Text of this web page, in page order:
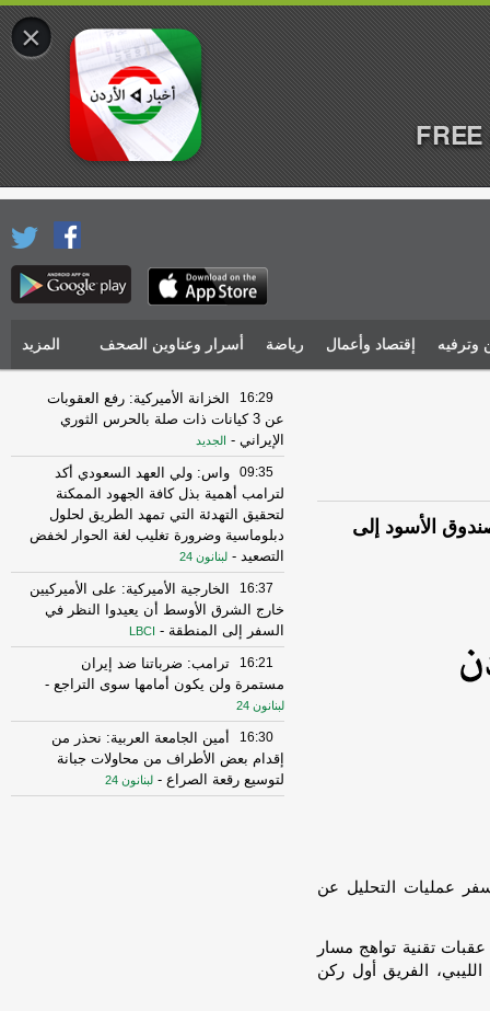
وترفيه إقتصاد وأعمال رياضة أسرار وعناوين الصحف المزيد
الأسود إلى
عمليات التحليل عن
عقبات تقنية تواهج مسار
الفريق أول ركن
16:29
الخزانة الأميركية: رفع العقوبات
عن 3 كيانات ذات صلة بالحرس الثوري
الإيراني - الجديد
09:35
واس: ولي العهد السعودي أكد
لترامب أهمية بذل كافة الجهود الممكنة
لتحقيق التهدئة التي تمهد الطريق لحلول
دبلوماسية وضرورة تغليب لغة الحوار لخفض
التصعيد - لبنانون 24
16:37
الخارجية الأميركية: على الأميركيين
خارج الشرق الأوسط أن يعيدوا النظر في
السفر إلى المنطقة -
LBCI
16:21
ترامب: ضرباتنا ضد إيران
مستمرة ولن يكون أمامها سوى التراجع -
لبنانون 24
16:30
أمين الجامعة العربية: نحذر من
إقدام بعض الأطراف من محاولات جبانة
لتوسيع رقعة الصراع - لبنانون 24
×